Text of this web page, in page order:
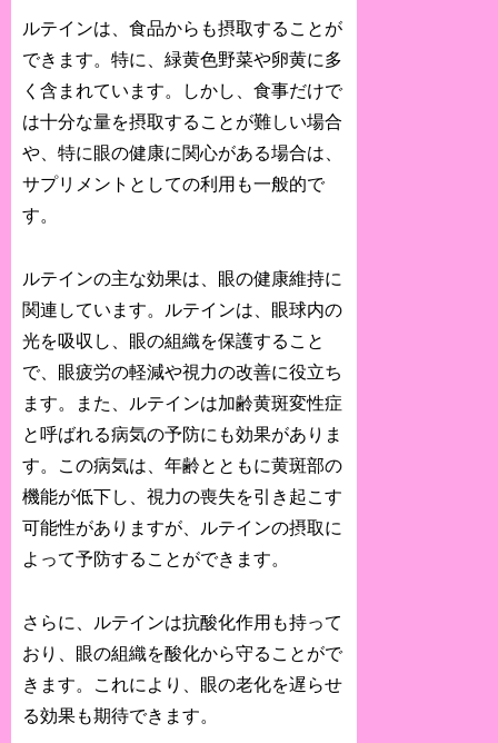
ルテインは、食品からも摂取することが
できます。特に、緑黄色野菜や卵黄に多
く含まれています。しかし、食事だけで
は十分な量を摂取することが難しい場合
や、特に眼の健康に関心がある場合は、
サプリメントとしての利用も一般的で
す。
ルテインの主な効果は、眼の健康維持に
関連しています。ルテインは、眼球内の
光を吸収し、眼の組織を保護すること
で、眼疲労の軽減や視力の改善に役立ち
ます。また、ルテインは加齢黄斑変性症
と呼ばれる病気の予防にも効果がありま
す。この病気は、年齢とともに黄斑部の
機能が低下し、視力の喪失を引き起こす
可能性がありますが、ルテインの摂取に
よって予防することができます。
さらに、ルテインは抗酸化作用も持って
おり、眼の組織を酸化から守ることがで
きます。これにより、眼の老化を遅らせ
る効果も期待できます。